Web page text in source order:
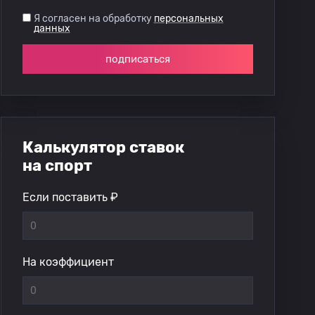
Я согласен на обработку персональных
данных
подписаться
Калькулятор ставок
на спорт
Если поставить ₽
На коэффициент